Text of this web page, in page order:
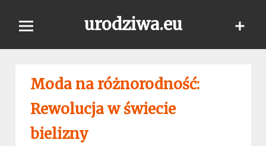
urodziwa.eu
Moda na różnorodność:
Rewolucja w świecie
bielizny